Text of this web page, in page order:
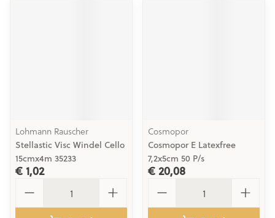
Lohmann Rauscher
Stellastic Visc Windel Cello
15cmx4m 35233
€ 1,02
Cosmopor
Cosmopor E Latexfree
7,2x5cm 50 P/s
€ 20,08